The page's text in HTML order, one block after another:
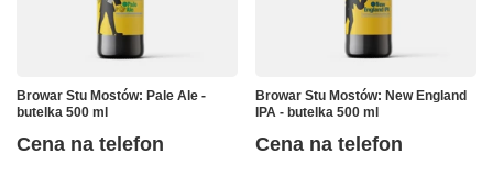
Browar Stu Mostów: Pale Ale -
butelka 500 ml
Cena na telefon
Browar Stu Mostów: New England
IPA - butelka 500 ml
Cena na telefon